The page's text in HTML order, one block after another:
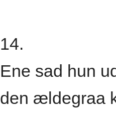
14.
Ene sad hun
den ældegraa